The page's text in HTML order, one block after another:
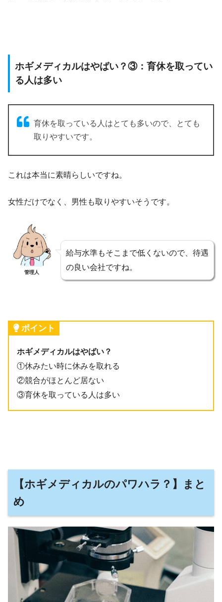
ホギメディカルはやばい？③：育休を取ってい
る人は多い
育休を取っている人はとても多いので、とても
取りやすいです。
これは本当に素晴らしいですね。
女性だけでなく、男性も取りやすいそうです。
管理人
給与水準もそこまで低くないので、待遇
の良い会社ですね。
ポイント
ホギメディカルはやばい？
①休みたい時に休みを取れる
②競合がほとんど居ない
③育休を取っている人は多い
【ホギメディカルのパワハラ？】まと
め